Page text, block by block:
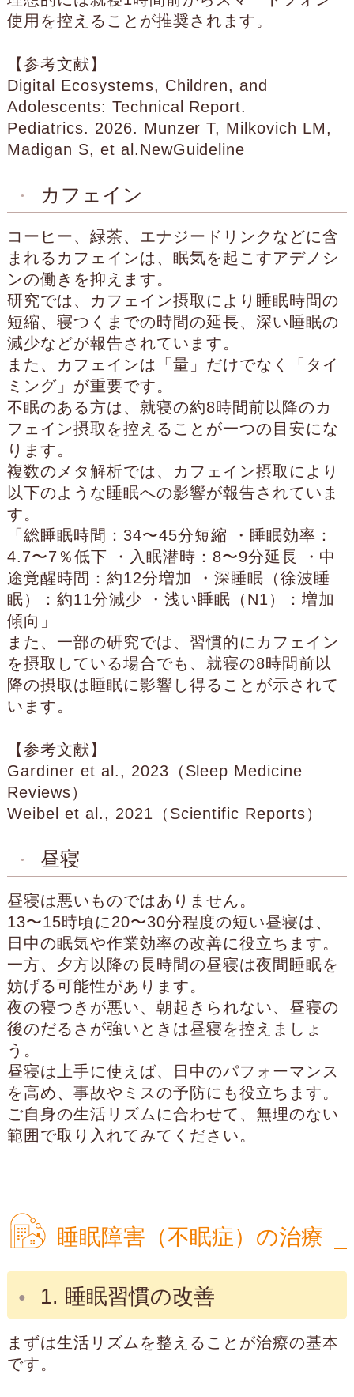
使用を控えることが推奨されます。
【参考文献】
Digital Ecosystems, Children, and
Adolescents: Technical Report.
Pediatrics. 2026. Munzer T, Milkovich LM,
Madigan S, et al.NewGuideline
カフェイン
コーヒー、緑茶、エナジードリンクなどに含
まれるカフェインは、眠気を起こすアデノシ
ンの働きを抑えます。
研究では、カフェイン摂取により睡眠時間の
短縮、寝つくまでの時間の延長、深い睡眠の
減少などが報告されています。
また、カフェインは「量」だけでなく「タイ
ミング」が重要です。
不眠のある方は、就寝の約8時間前以降のカ
フェイン摂取を控えることが一つの目安にな
ります。
複数のメタ解析では、カフェイン摂取により
以下のような睡眠への影響が報告されていま
す。
「総睡眠時間：34〜45分短縮 ・睡眠効率：
4.7〜7％低下 ・入眠潜時：8〜9分延長 ・中
途覚醒時間：約12分増加 ・深睡眠（徐波睡
眠）：約11分減少 ・浅い睡眠（N1）：増加
傾向」
また、一部の研究では、習慣的にカフェイン
を摂取している場合でも、就寝の8時間前以
降の摂取は睡眠に影響し得ることが示されて
います。
【参考文献】
Gardiner et al., 2023（Sleep Medicine
Reviews）
Weibel et al., 2021（Scientific Reports）
昼寝
昼寝は悪いものではありません。
13〜15時頃に20〜30分程度の短い昼寝は、
日中の眠気や作業効率の改善に役立ちます。
一方、夕方以降の長時間の昼寝は夜間睡眠を
妨げる可能性があります。
夜の寝つきが悪い、朝起きられない、昼寝の
後のだるさが強いときは昼寝を控えましょ
う。
昼寝は上手に使えば、日中のパフォーマンス
を高め、事故やミスの予防にも役立ちます。
ご自身の生活リズムに合わせて、無理のない
範囲で取り入れてみてください。
睡眠障害（不眠症）の治療
1. 睡眠習慣の改善
まずは生活リズムを整えることが治療の基本
です。